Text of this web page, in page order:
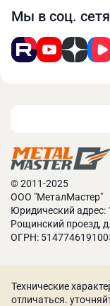
Ручной
ход 650 мм.
задавать размер
Мы в соц.
© 2011-2025
ООО "МеталМастер"
Юридический адрес:
Рощинский проезд,
ОГРН:
Технические
отличаться.